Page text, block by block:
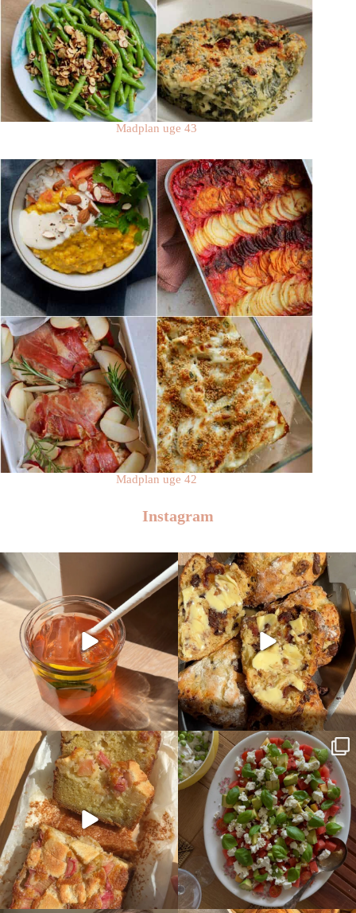
Madplan uge 43
Madplan uge 42
Instagram